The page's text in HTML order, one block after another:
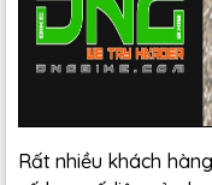
Rất nhiều khách